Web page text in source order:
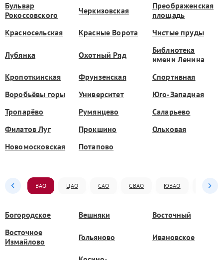
Бульвар
Рокоссовского
Черкизовская
Преображенская
площадь
Красносельская
Красные Ворота Чистые пруды
Лубянка Охотный Ряд
Библиотека
имени Ленина
Кропоткинская
Фрунзенская
Спортивная
Воробьёвы горы
Университет
Юго-Западная
Тропарёво
Румянцево
Саларьево
Филатов Луг
Прокшино
Ольховая
Новомосковская
Потапово
ВАО ЦАО САО СВАО ЮВАО ЮАО
Богородское Вешняки
Восточный
Восточное
Измайлово
Гольяново Ивановское